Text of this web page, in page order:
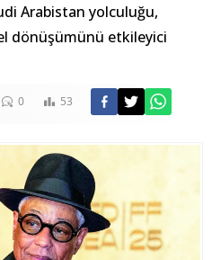
Arabistan yolculuğu,
dönüşümünü etkileyici
0 53